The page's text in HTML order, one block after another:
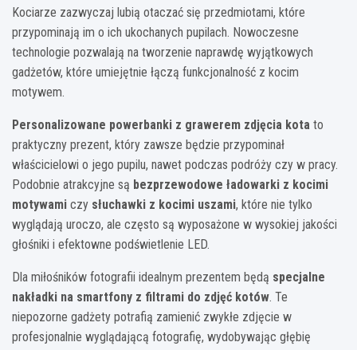
Kociarze zazwyczaj lubią otaczać się przedmiotami, które
przypominają im o ich ukochanych pupilach. Nowoczesne
technologie pozwalają na tworzenie naprawdę wyjątkowych
gadżetów, które umiejętnie łączą funkcjonalność z kocim
motywem.
Personalizowane powerbanki z grawerem zdjęcia kota to
praktyczny prezent, który zawsze będzie przypominał
właścicielowi o jego pupilu, nawet podczas podróży czy w pracy.
Podobnie atrakcyjne są bezprzewodowe ładowarki z kocimi
motywami czy słuchawki z kocimi uszami, które nie tylko
wyglądają uroczo, ale często są wyposażone w wysokiej jakości
głośniki i efektowne podświetlenie LED.
Dla miłośników fotografii idealnym prezentem będą specjalne
nakładki na smartfony z filtrami do zdjęć kotów. Te
niepozorne gadżety potrafią zamienić zwykłe zdjęcie w
profesjonalnie wyglądającą fotografię, wydobywając głębię